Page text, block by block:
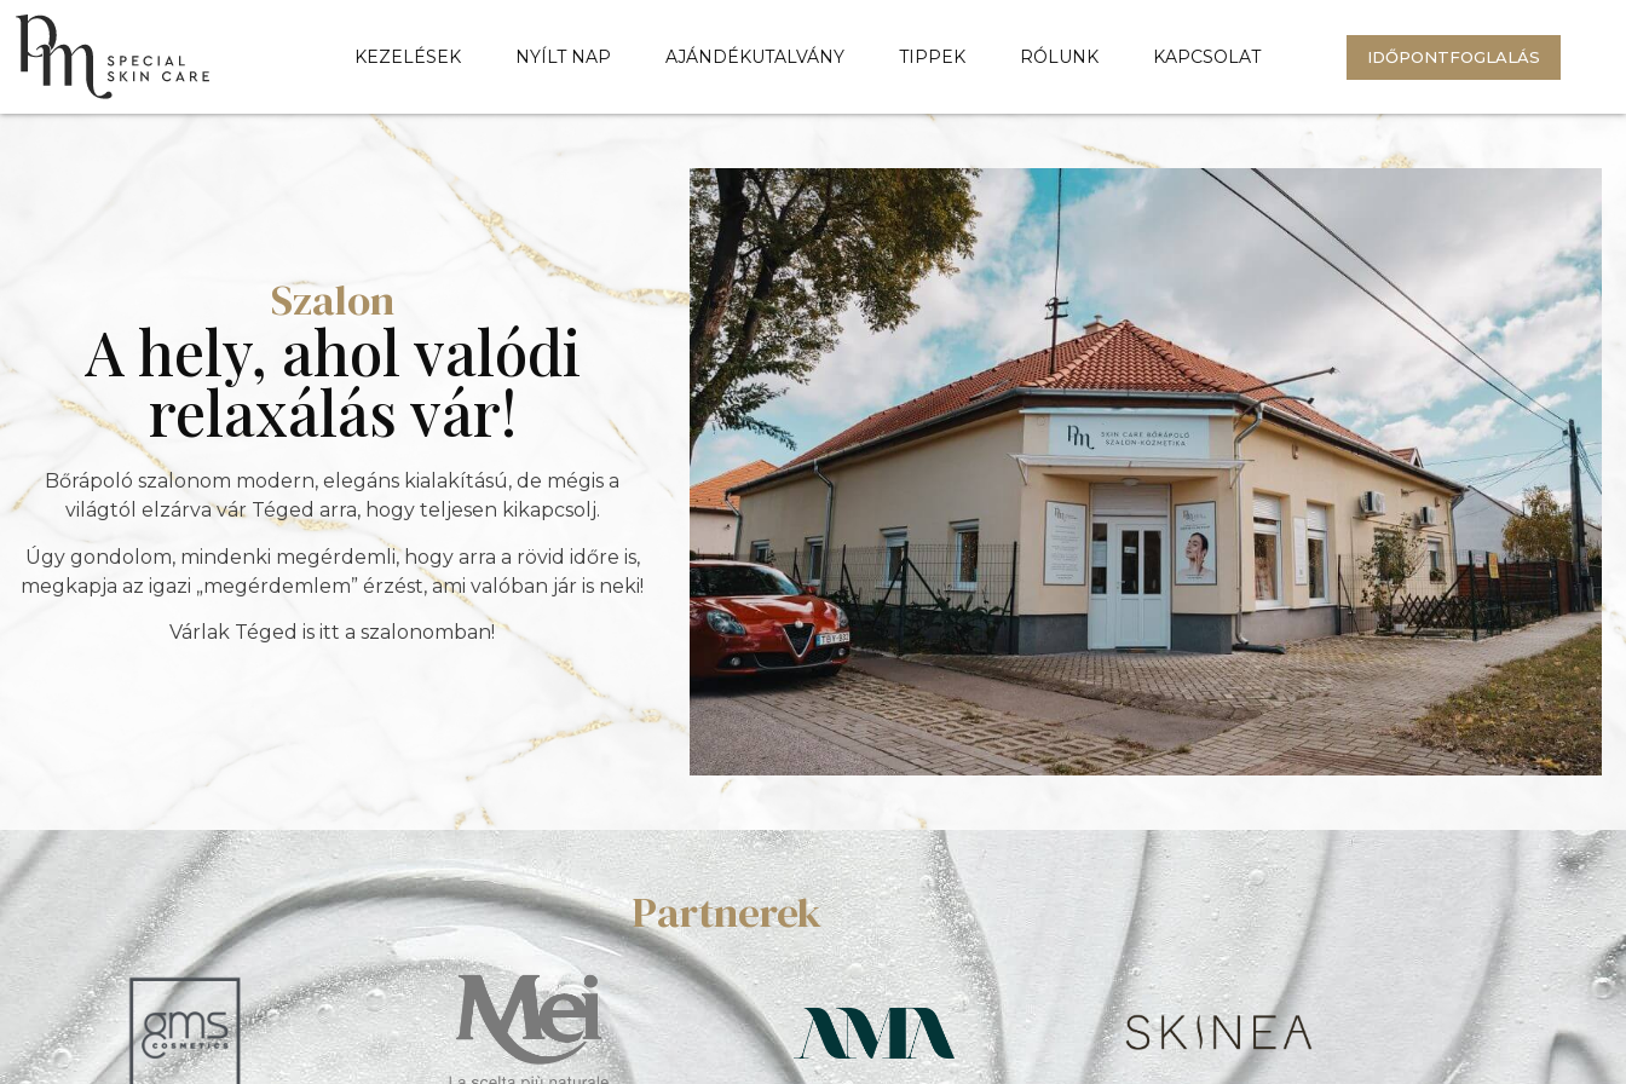
KEZELÉSEK NYÍLT NAP AJÁNDÉKUTALVÁNY TIPPEK RÓLUNK KAPCSOLAT IDŐPONTFOGLALÁS
Szalon
A hely, ahol valódi
relaxálás vár!
Bőrápoló szalonom modern, elegáns kialakítású, de mégis a
világtól elzárva vár Téged arra, hogy teljesen kikapcsolj.
Úgy gondolom, mindenki megérdemli, hogy arra a rövid időre is,
megkapja az igazi „megérdemlem” érzést, ami valóban jár is neki!
Várlak Téged is itt a szalonomban!
Partnerek